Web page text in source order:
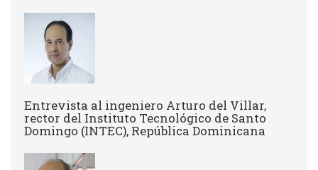
Entrevista al ingeniero Arturo del Villar,
rector del Instituto Tecnológico de Santo
Domingo (INTEC), República Dominicana